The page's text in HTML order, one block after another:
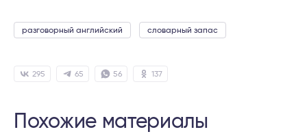
разговорный английский словарный запас
295 137
65 56
Похожие материалы